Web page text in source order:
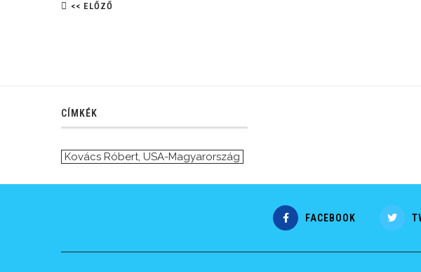
<< ELŐZŐ
CÍMKÉK
Kovács Róbert, USA-Magyarország
FACEBOOK